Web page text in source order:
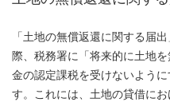
「土地の無償返還に関する届
際、税務署に「将来的に土地
金の認定課税を受けないよう
す。これには、土地の貸借に